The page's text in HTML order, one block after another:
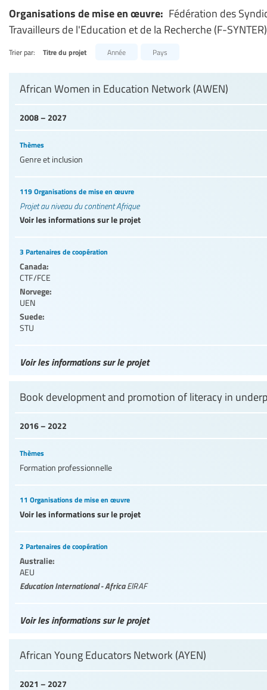
Organisations de mise en œuvre: Fédération des
Travailleurs de l'Education et de la Recherche (F-SYNTER)
Trier par: Titre du projet Année Pays
2008 – 2027
African Women in Education Network (AWEN)
Thèmes
Genre et inclusion
119 Organisations de mise en œuvre
Projet au niveau du continent Afrique
Voir les informations sur le projet
3 Partenaires de coopération
Canada:
CTF/FCE
Norvege:
UEN
Suede:
STU
Voir les informations sur le projet
2016 – 2022
Book development and promotion of literacy in
Thèmes
Formation professionnelle
11 Organisations de mise en œuvre
Voir les informations sur le projet
2 Partenaires de coopération
Australie:
AEU
Education International - AfricaEIRAF
Voir les informations sur le projet
2021 – 2027
African Young Educators Network (AYEN)